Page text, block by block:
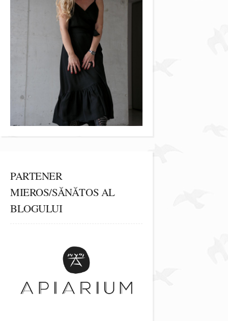
PARTENER
MIEROS/SĂNĂTOS AL
BLOGULUI